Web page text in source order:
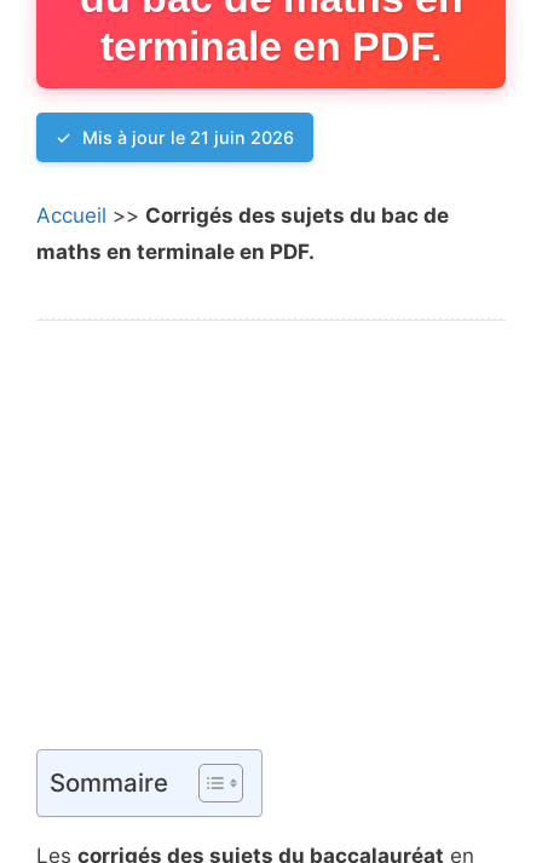
terminale en PDF.
Mis à jour le 21 juin 2026
Accueil >> Corrigés des sujets du bac de
maths en terminale en PDF.
Sommaire
Les corrigés des sujets du baccalauréat en